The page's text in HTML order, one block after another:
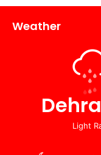
Weather
Light